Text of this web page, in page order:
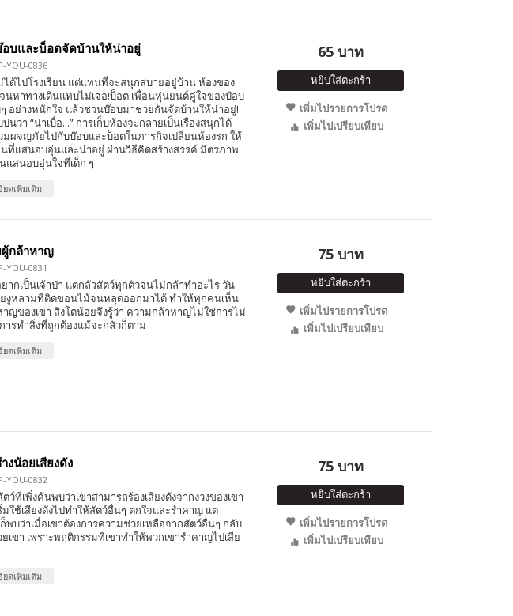
อบและบ็อตจัดบ้านให้น่าอยู่
YOU-0836
ด้ไปโรงเรียน แต่แทนที่จะสนุกสบายอยู่บ้าน ห้องของ
นหาทางเดินแทบไม่เจอ!บ็อต เพื่อนหุ่นยนต์คู่ใจของบ๊อบ
อย่างหนักใจ แล้วชวนบ๊อบมาช่วยกันจัดบ้านให้น่าอยู่!
นว่า “น่าเบื่อ...” การเก็บห้องจะกลายเป็นเรื่องสนุกได้
มผจญภัยไปกับบ๊อบและบ็อตในภารกิจเปลี่ยนห้องรก ให้
ที่แสนอบอุ่นและน่าอยู่ ผ่านวิธีคิดสร้างสรรค์ มิตรภาพ
แสนอบอุ่นใจที่เด็ก ๆ
ยดเพิ่มเติม
65 บาท
หยิบใส่ตะกร้า
เพิ่มไปรายการโปรด
เพิ่มไปเปรียบเทียบ
กล้าหาญ
YOU-0831
ากเป็นเจ้าป่า แต่กลัวสัตว์ทุกตัวจนไม่กล้าทำอะไร วัน
งูหลามที่ติดขอนไม้จนหลุดออกมาได้ ทำให้ทุกคนเห็น
ญของเขา สิงโตน้อยจึงรู้ว่า ความกล้าหาญไม่ใช่การไม่
ารทำสิ่งที่ถูกต้องแม้จะกลัวก็ตาม
ยดเพิ่มเติม
75 บาท
หยิบใส่ตะกร้า
เพิ่มไปรายการโปรด
เพิ่มไปเปรียบเทียบ
งน้อยเสียงดัง
YOU-0832
ว์ที่เพิ่งค้นพบว่าเขาสามารถร้องเสียงดังจากงวงของเขา
มใช้เสียงดังไปทำให้สัตว์อื่นๆ ตกใจและรำคาญ แต่
พบว่าเมื่อเขาต้องการความช่วยเหลือจากสัตว์อื่นๆ กลับ
เขา เพราะพฤติกรรมที่เขาทำให้พวกเขารำคาญไปเสีย
ยดเพิ่มเติม
75 บาท
หยิบใส่ตะกร้า
เพิ่มไปรายการโปรด
เพิ่มไปเปรียบเทียบ